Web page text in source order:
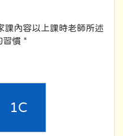
課內容以上課時老師所述
習慣 *
1C